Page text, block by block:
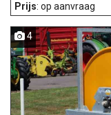
Prijs: op aanvraag
4